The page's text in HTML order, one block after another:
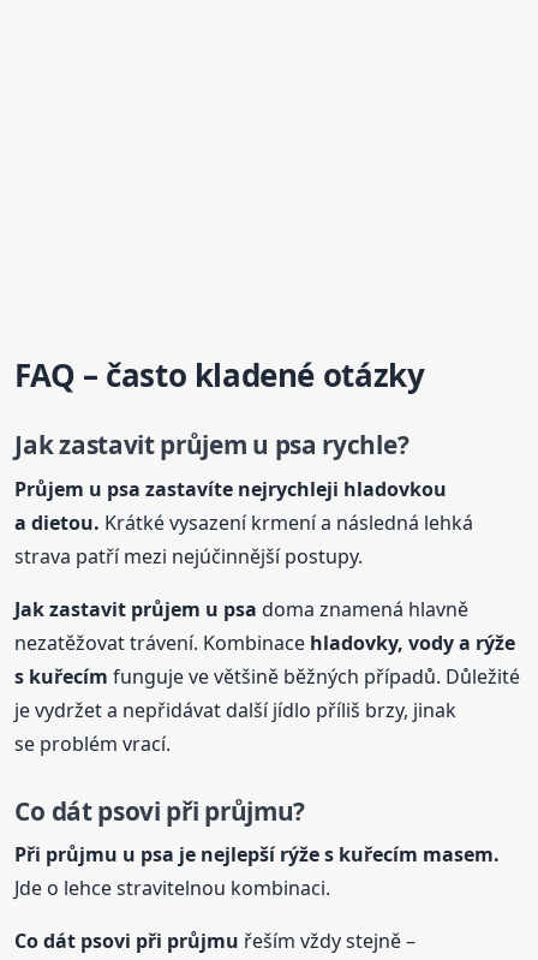
FAQ – často kladené otázky
Jak zastavit průjem u psa rychle?
Průjem u psa zastavíte nejrychleji hladovkou
a dietou. Krátké vysazení krmení a následná lehká
strava patří mezi nejúčinnější postupy.
Jak zastavit průjem u psa doma znamená hlavně
nezatěžovat trávení. Kombinace hladovky, vody a rýže
s kuřecím funguje ve většině běžných případů. Důležité
je vydržet a nepřidávat další jídlo příliš brzy, jinak
se problém vrací.
Co dát psovi při průjmu?
Při průjmu u psa je nejlepší rýže s kuřecím masem.
Jde o lehce stravitelnou kombinaci.
Co dát psovi při průjmu řeším vždy stejně –